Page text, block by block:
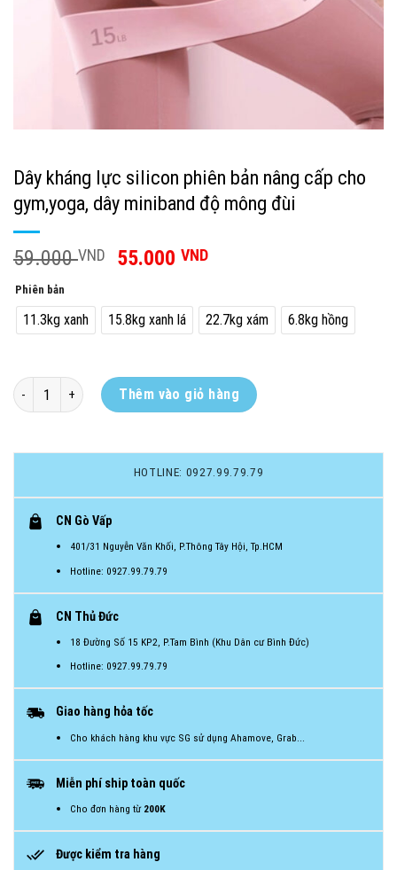
Dây kháng lực silicon phiên bản nâng cấp cho
gym,yoga, dây miniband độ mông đùi
59.000VND 55.000VND
Phiên bản
11.3kg xanh 15.8kg xanh lá 22.7kg xám 6.8kg hồng
Dây kháng lực silicon phiên bản nâng cấp cho gym,yoga, dây
Thêm vào giỏ hàng
HOTLINE: 0927.99.79.79
CN Gò Vấp
401/31 Nguyễn Văn Khối, P.Thông Tây Hội, Tp.HCM
Hotline: 0927.99.79.79
CN Thủ Đức
18 Đường Số 15 KP2, P.Tam Bình (Khu Dân cư Bình Đức)
Hotline: 0927.99.79.79
Giao hàng hỏa tốc
Cho khách hàng khu vực SG sử dụng Ahamove, Grab...
Miễn phí ship toàn quốc
Cho đơn hàng từ200K
Được kiểm tra hàng